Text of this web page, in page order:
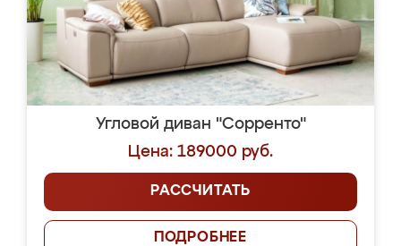
Угловой диван "Сорренто"
Цена: 189000 руб.
РАССЧИТАТЬ
ПОДРОБНЕЕ